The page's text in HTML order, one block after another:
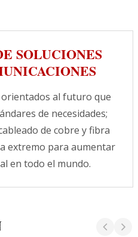
SOLUCIONES
al futuro que
de necesidades;
de cobre y fibra
extremo para aumentar
en todo el mundo.